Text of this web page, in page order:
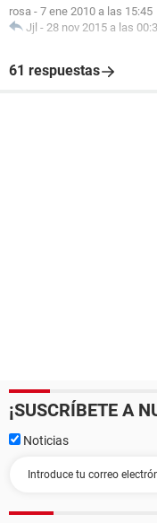
rosa - 7 ene 2010 a las 15:45
Jjl - 28 nov 2015 a las
61 respuestas
¡SUSCRÍBETE A
Noticias